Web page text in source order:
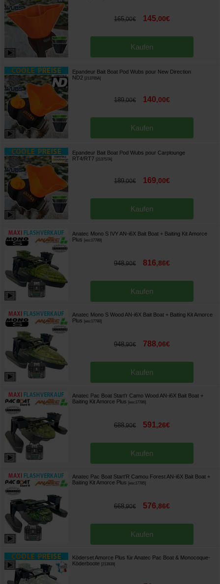
165,00€ 145,00€
Kaufen
Epandeur Bait Boat Pod Wubs pour New Direction
ND2
213765A]
189,00€ 140,00€
Kaufen
Epandeur Bait Boat Pod Wubs pour Carplounge
RT4/RT7
213757A]
189,00€ 169,00€
Kaufen
Anatec Mono S IVY AN-i6X Bait Boat + Baiting Kit Amorce
Plus
[esc17789]
948,90€ 816,86€
Kaufen
Anatec Mono S Wood AN-i6X Bait Boat + Baiting Kit Amorce
Plus
[esc17788]
948,90€ 788,06€
Kaufen
Anatec Pac Boat Start'r Camo Wood AN-i6X Bait Boat +
Baiting Kit Amorce Plus
[esc17786]
688,90€ 591,26€
Kaufen
Anatec Pac Boat Start'R Camou Forest AN-i6X Bait Boat +
Baiting Kit Amorce Plus
[esc17785]
668,90€ 576,86€
Kaufen
Köderset Amorce Plus für Anatec Pac Boat & Monocoque-
Köderboote
213939]